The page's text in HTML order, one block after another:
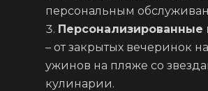
персональным
Персонализированные
– от закрытых вечеринок
ужинов на пляже со
кулинарии.